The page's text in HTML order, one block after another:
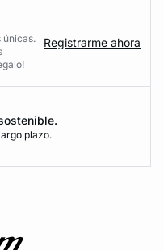
únicas.
Registrarme ahora
plazo.